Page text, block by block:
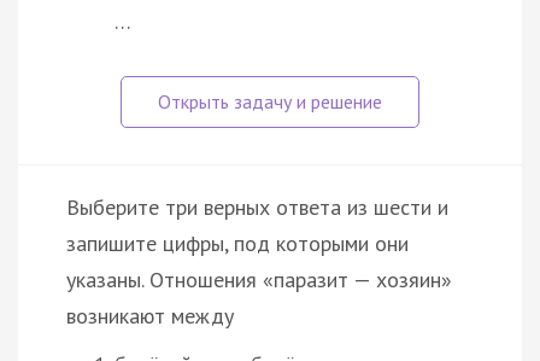
…
Выберите три верных ответа из шести и
запишите цифры, под которыми они
указаны. Отношения «паразит — хозяин»
возникают между